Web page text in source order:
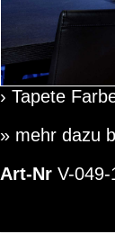
› Tapete
» mehr dazu
Art-Nr V-049-